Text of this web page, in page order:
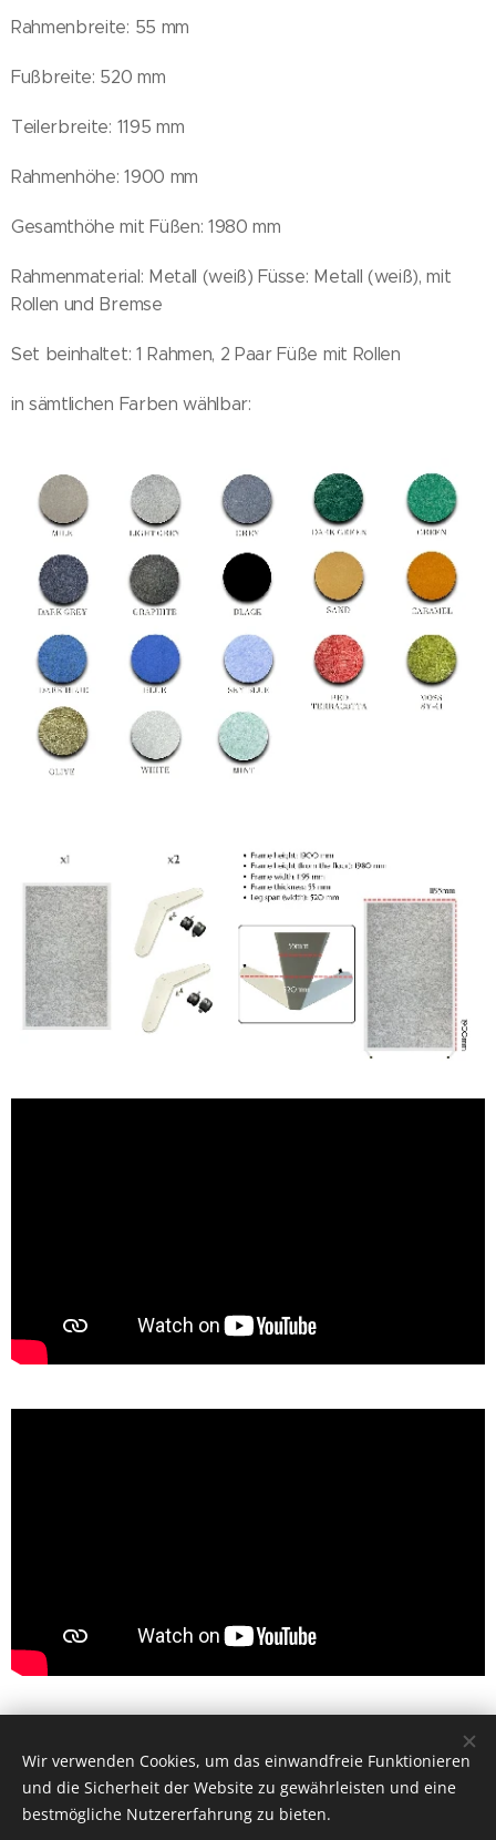
Rahmenbreite: 55 mm
Fußbreite: 520 mm
Teilerbreite: 1195 mm
Rahmenhöhe: 1900 mm
Gesamthöhe mit Füßen: 1980 mm
Rahmenmaterial: Metall (weiß) Füsse: Metall (weiß), mit
Rollen und Bremse
Set beinhaltet: 1 Rahmen, 2 Paar Füße mit Rollen
in sämtlichen Farben wählbar:
© 2022 Hearit
Unterstützt vonWebnode Cookies
Wir verwenden Cookies, um das einwandfreie Funktionieren
und die Sicherheit der Website zu gewährleisten und eine
bestmögliche Nutzererfahrung zu bieten.